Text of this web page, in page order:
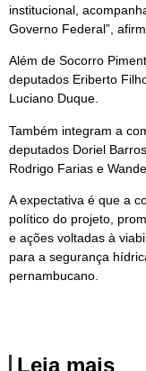
institucional,
Governo Federal”,
Além de Socorro
deputados Eriberto
Luciano Duque.
Também integram a
deputados Doriel
Rodrigo Farias e
A expectativa é que a
político do projeto,
e ações voltadas à
para a segurança
pernambucano.
Leia mais